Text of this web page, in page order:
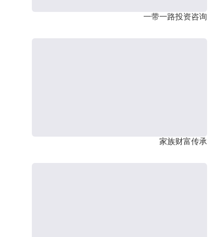
一带一路投资咨询
家族财富传承